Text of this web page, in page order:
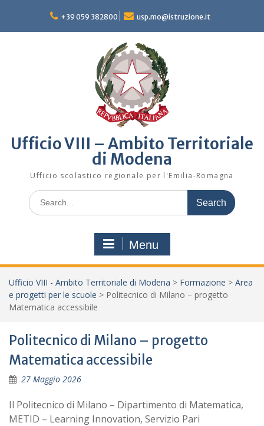
content
+39 059 382800 usp.mo@istruzione.it
Ufficio VIII – Ambito Territoriale
di Modena
Ufficio scolastico regionale per l'Emilia-Romagna
Search
for:
Menu
Ufficio VIII - Ambito Territoriale di Modena > Formazione > Area
e progetti per le scuole > Politecnico di Milano – progetto
Matematica accessibile
Politecnico di Milano – progetto
Matematica accessibile
27 Maggio 2026
Il Politecnico di Milano – Dipartimento di Matematica,
METID – Learning Innovation, Servizio Pari